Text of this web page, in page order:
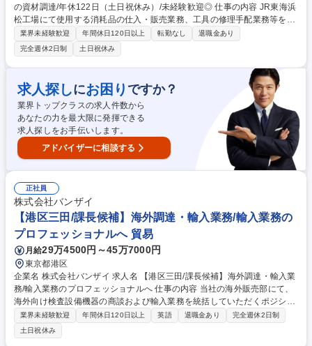
の資材調達/年休122日（土日祝休み）/未経験歓迎◎ 仕事の内容 JR東海浜
松工場にて使用する消耗品の仕入・販売業務、工具の修理手配業務等をお
任せします。新幹線の安全運行を資材供給の側面から支えるポジションで
す。 ■工場内で用いる消耗品の発注・納期管理、工具の修理手配 ■仕入れ
先企業との価格交渉・調整業務 ■在庫状況の確認および適正管理 ■PCを用
いた伝票入力・書類作成等の事務全般 ■社内関係部署（工場スタッフ等）
との連携・調整 ※入社から数か月程度(状況により変更)は、本社にてご就
労いただき、業務の流れを把握いただきます。 ※将来的に名古屋本社での
営業職へのジョブローテーションの可能性があります。 募集職種 【浜
松】JR東海グループでの資材調達/年休122日（土日祝休み）/未経験歓迎
◎
業界未経験歓迎 年間休日120日以上 転勤なし
退職金あり
完全週休2日制
土日祝休み
求人探しにお困り ですか？
業界トップクラスの求人件数から
あなたの力を最大限に発揮できる
求人探しをお手伝いします。
アドバイザーに相談する
正社員
株式会社バンザイ
【港区三田/課長候補】海外調達・輸入業務/輸入業務の
プロフェッショナルへ 貿易
月給29万4500円～45万7000円
東京都港区
企業名 株式会社バンザイ 求人名 【港区三田/課長候補】海外調達・輸入業
務/輸入業務のプロフェッショナルへ 仕事の内容 当社の海外販売部にて、
海外向け検査設備機器の商談および輸入業務を統括していただくポジショ
ンです。将来的には部門マネジメントや後進育成も担っていただける管理
職候補としての採用です。 ■自動車・タイヤメーカー各社向けに提供する
検査設備・試験装置に関し、海外メーカーとの調達交渉から国内顧客への
業界未経験歓迎 年間休日120日以上 英語 退職金あり
完全週休2日制
土日祝休み